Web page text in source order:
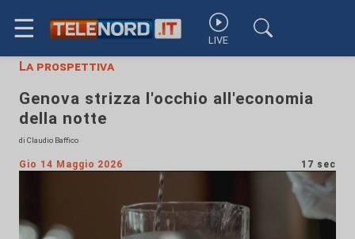
☰ LIVE
La prospettiva
Genova strizza l'occhio all'economia
della notte
di Claudio Baffico
Gio 14 Maggio 2026 17 sec